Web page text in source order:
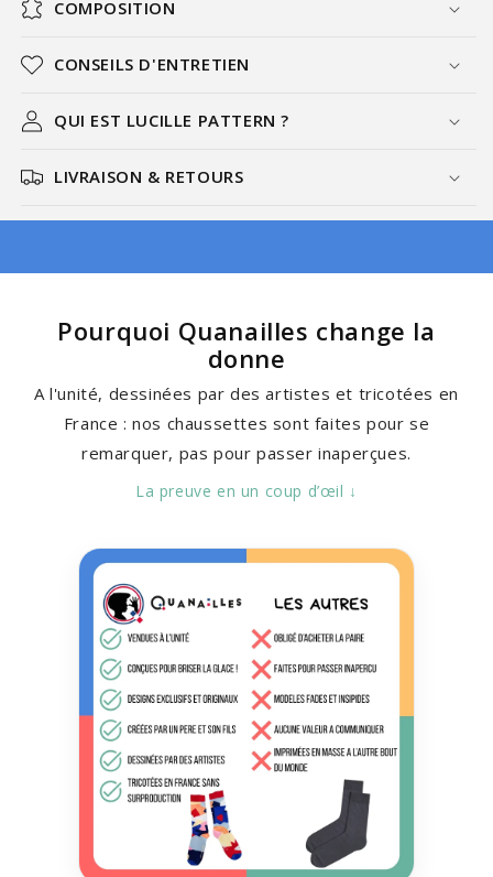
COMPOSITION
CONSEILS D'ENTRETIEN
QUI EST LUCILLE PATTERN ?
LIVRAISON & RETOURS
Pourquoi Quanailles change la
donne
A l'unité, dessinées par des artistes et tricotées en
France : nos chaussettes sont faites pour se
remarquer, pas pour passer inaperçues.
La preuve en un coup d’œil ↓